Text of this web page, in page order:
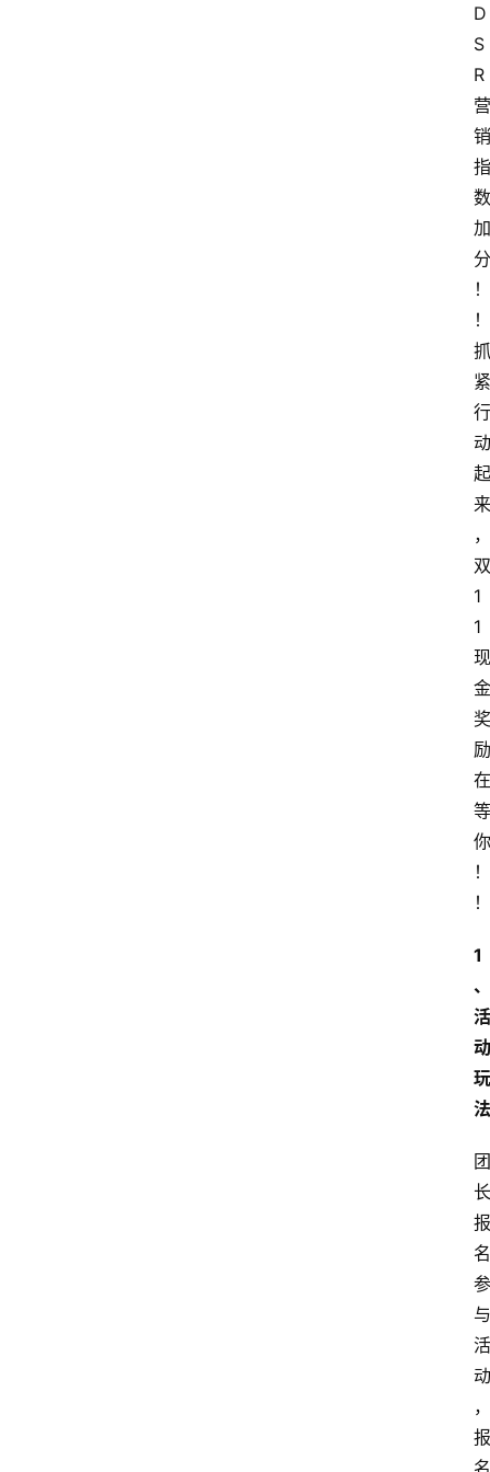
D
S
R
营
销
指
数
加
分
！
！
抓
紧
行
动
起
来
，
双
1
1
现
金
奖
励
在
等
你
！
！
1
、
活
动
玩
法
团
长
报
名
参
与
活
动
，
报
名